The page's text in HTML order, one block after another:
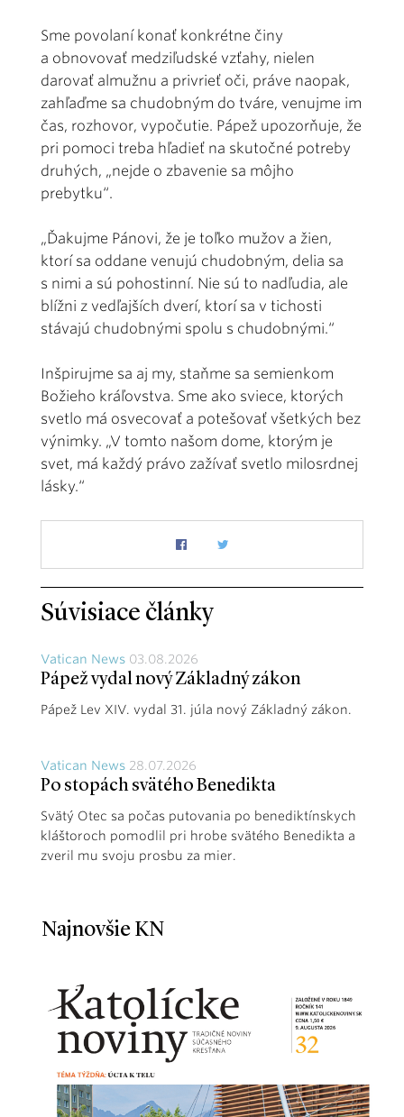
Sme povolaní konať konkrétne činy
a obnovovať medziľudské vzťahy, nielen
darovať almužnu a privrieť oči, práve naopak,
zahľaďme sa chudobným do tváre, venujme im
čas, rozhovor, vypočutie. Pápež upozorňuje, že
pri pomoci treba hľadieť na skutočné potreby
druhých, „nejde o zbavenie sa môjho
prebytku“.
„Ďakujme Pánovi, že je toľko mužov a žien,
ktorí sa oddane venujú chudobným, delia sa
s nimi a sú pohostinní. Nie sú to nadľudia, ale
blížni z vedľajších dverí, ktorí sa v tichosti
stávajú chudobnými spolu s chudobnými.“
Inšpirujme sa aj my, staňme sa semienkom
Božieho kráľovstva. Sme ako sviece, ktorých
svetlo má osvecovať a potešovať všetkých bez
výnimky. „V tomto našom dome, ktorým je
svet, má každý právo zažívať svetlo milosrdnej
lásky.“
Súvisiace články
Vatican News 03.08.2026
Pápež vydal nový Základný zákon
Pápež Lev XIV. vydal 31. júla nový Základný zákon.
Vatican News 28.07.2026
Po stopách svätého Benedikta
Svätý Otec sa počas putovania po benediktínskych
kláštoroch pomodlil pri hrobe svätého Benedikta a
zveril mu svoju prosbu za mier.
Najnovšie KN